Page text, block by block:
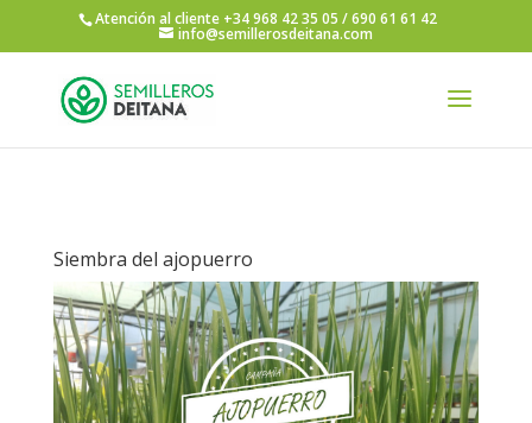
Atención al cliente +34 968 42 35 05 / 690 61 61 42
info@semillerosdeitana.com
Siembra del ajopuerro